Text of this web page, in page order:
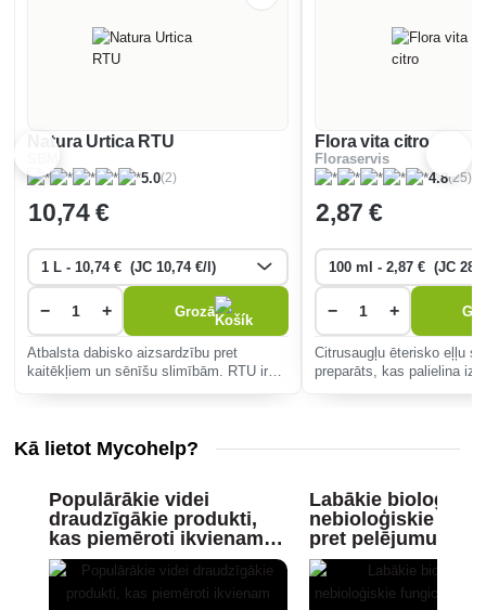
Natura Urtica RTU
5.0(2)
10,74 €
− + Grozā
Atbalsta dabisko aizsardzību pret
kaitēkļiem un sēnīšu slimībām. RTU ir
Flora vita citro
Floraservis
4.8(25)
2,87 €
− +
Citrusaugļu ēterisko eļļu
preparāts, kas palielina
Kā lietot Mycohelp?
Populārākie videi
draudzīgākie produkti,
kas piemēroti ikvienam
dārzam
Labākie
nebioloģiskie
pret pelējumu uz
gurķiem,
kartupeļiem un
kultūrām